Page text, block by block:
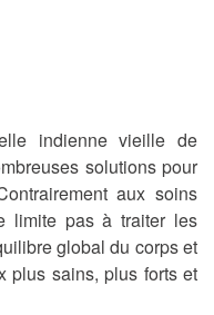
indienne vieille de
solutions pour
aux soins
limite pas à traiter les
global du corps et
plus sains, plus forts et